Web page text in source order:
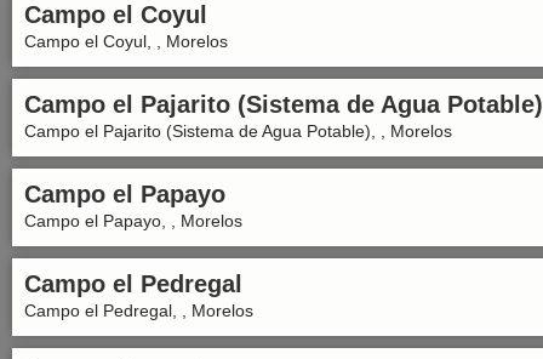
Campo el Coyul
Campo el Coyul, , Morelos
Campo el Pajarito (Sistema de Agua Potable)
Campo el Pajarito (Sistema de Agua Potable), , Morelos
Campo el Papayo
Campo el Papayo, , Morelos
Campo el Pedregal
Campo el Pedregal, , Morelos